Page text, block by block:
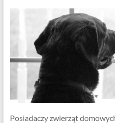
Posiadaczy zwierząt